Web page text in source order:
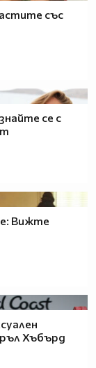
със
се с
Вижте
Хъбърд